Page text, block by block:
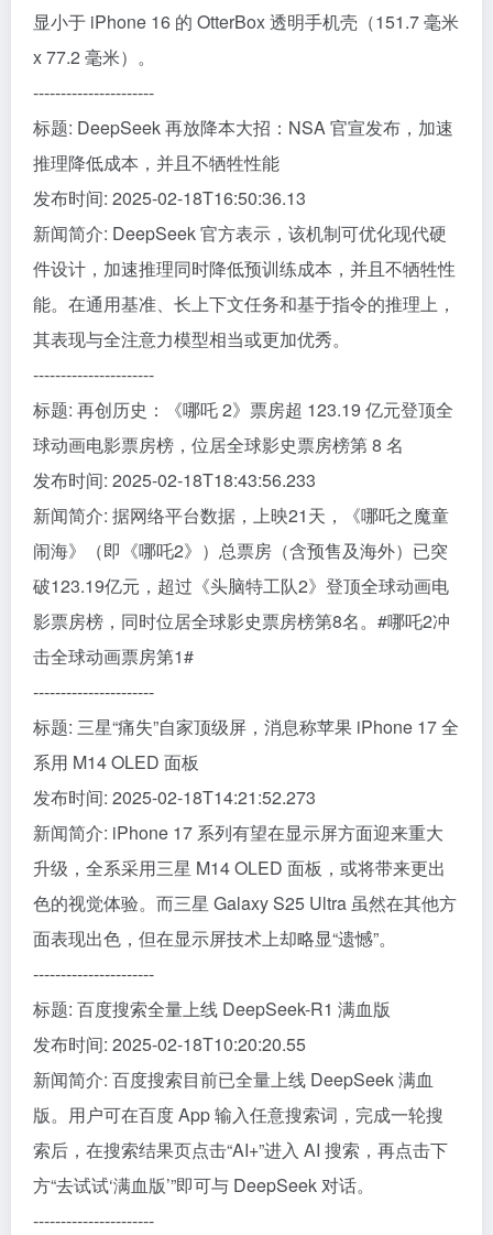
显小于 iPhone 16 的 OtterBox 透明手机壳（151.7 毫米
x 77.2 毫米）。
----------------------
标题: DeepSeek 再放降本大招：NSA 官宣发布，加速
推理降低成本，并且不牺牲性能
发布时间: 2025-02-18T16:50:36.13
新闻简介: DeepSeek 官方表示，该机制可优化现代硬
件设计，加速推理同时降低预训练成本，并且不牺牲性
能。在通用基准、长上下文任务和基于指令的推理上，
其表现与全注意力模型相当或更加优秀。
----------------------
标题: 再创历史：《哪吒 2》票房超 123.19 亿元登顶全
球动画电影票房榜，位居全球影史票房榜第 8 名
发布时间: 2025-02-18T18:43:56.233
新闻简介: 据网络平台数据，上映21天，《哪吒之魔童
闹海》（即《哪吒2》）总票房（含预售及海外）已突
破123.19亿元，超过《头脑特工队2》登顶全球动画电
影票房榜，同时位居全球影史票房榜第8名。#哪吒2冲
击全球动画票房第1#
----------------------
标题: 三星“痛失”自家顶级屏，消息称苹果 iPhone 17 全
系用 M14 OLED 面板
发布时间: 2025-02-18T14:21:52.273
新闻简介: iPhone 17 系列有望在显示屏方面迎来重大
升级，全系采用三星 M14 OLED 面板，或将带来更出
色的视觉体验。而三星 Galaxy S25 Ultra 虽然在其他方
面表现出色，但在显示屏技术上却略显“遗憾”。
----------------------
标题: 百度搜索全量上线 DeepSeek-R1 满血版
发布时间: 2025-02-18T10:20:20.55
新闻简介: 百度搜索目前已全量上线 DeepSeek 满血
版。用户可在百度 App 输入任意搜索词，完成一轮搜
索后，在搜索结果页点击“AI+”进入 AI 搜索，再点击下
方“去试试‘满血版’”即可与 DeepSeek 对话。
----------------------